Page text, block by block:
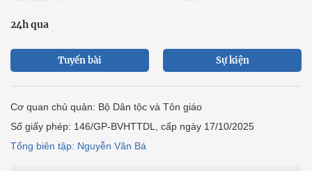
24h qua
Tuyến bài Sự kiện
Cơ quan chủ quản: Bộ Dân tộc và Tôn giáo
Số giấy phép: 146/GP-BVHTTDL, cấp ngày 17/10/2025
Tổng biên tập: Nguyễn Văn Bá